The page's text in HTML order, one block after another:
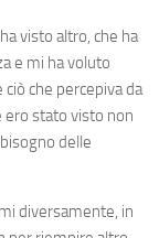
visto altro, che ha
e mi ha voluto
che percepiva da
ero stato visto non
delle
diversamente, in